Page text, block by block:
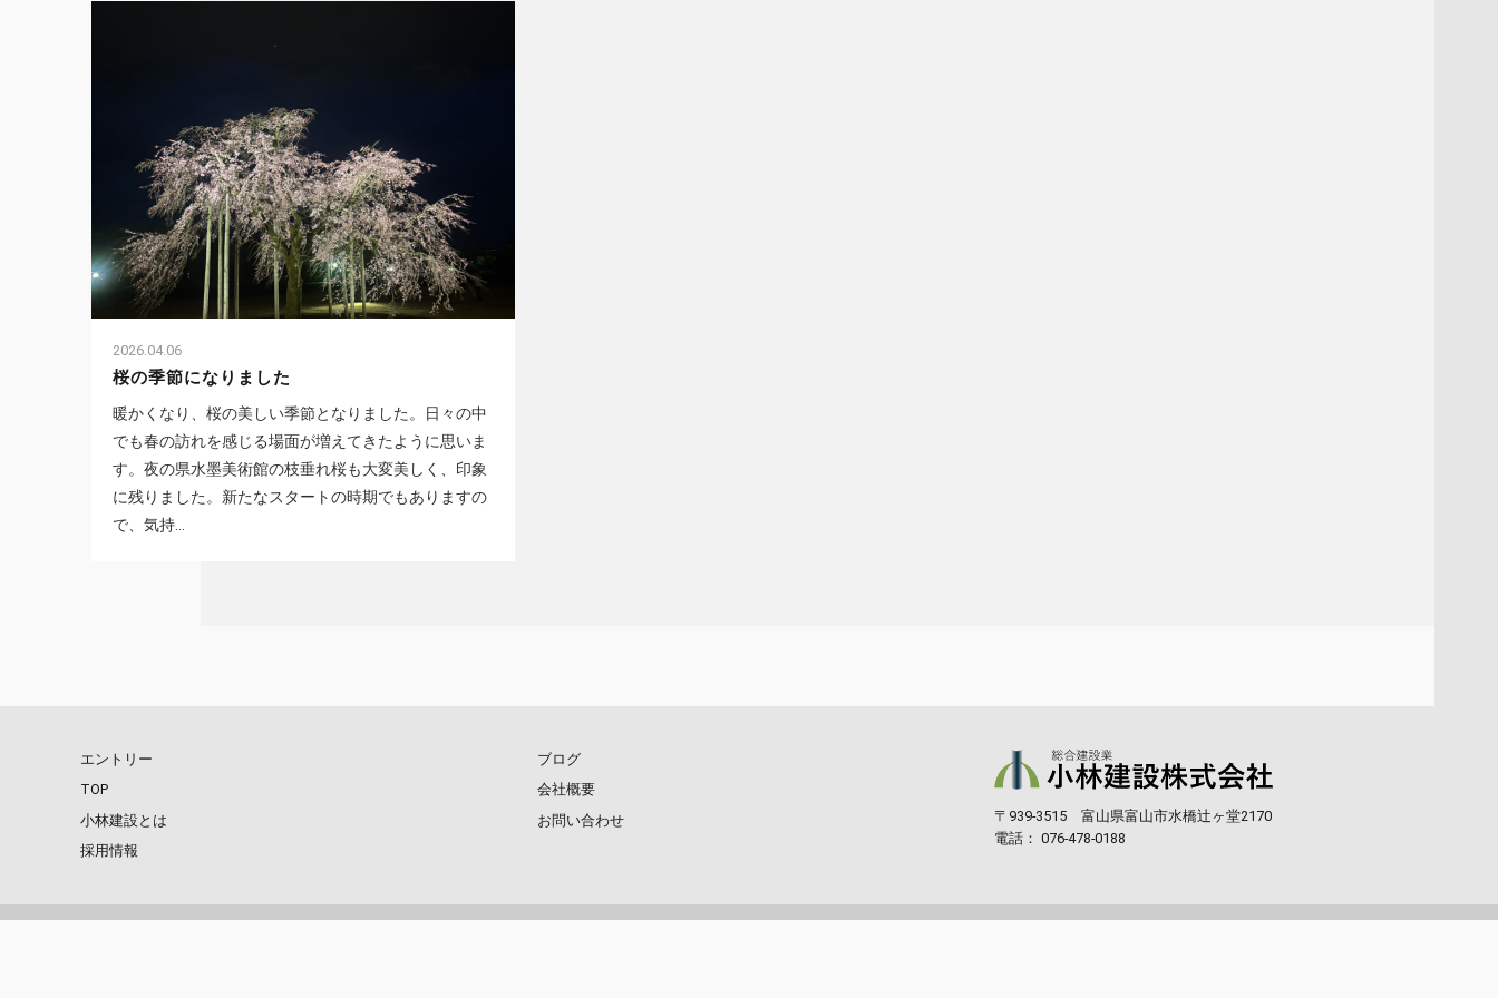
2026.04.06
桜の季節になりました
暖かくなり、桜の美しい季節となりました。日々の中
でも春の訪れを感じる場面が増えてきたように思いま
す。夜の県水墨美術館の枝垂れ桜も大変美しく、印象
に残りました。新たなスタートの時期でもありますの
で、気持...
エントリー
TOP
小林建設とは
採用情報
ブログ
会社概要
お問い合わせ
〒939-3515 富山県富山市水橋辻ヶ堂2170
電話： 076-478-0188